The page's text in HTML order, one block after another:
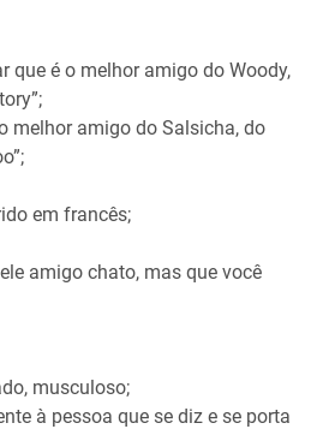
que é o melhor amigo do Woody,
melhor amigo do Salsicha, do
em francês;
amigo chato, mas que você
musculoso;
à pessoa que se diz e se porta